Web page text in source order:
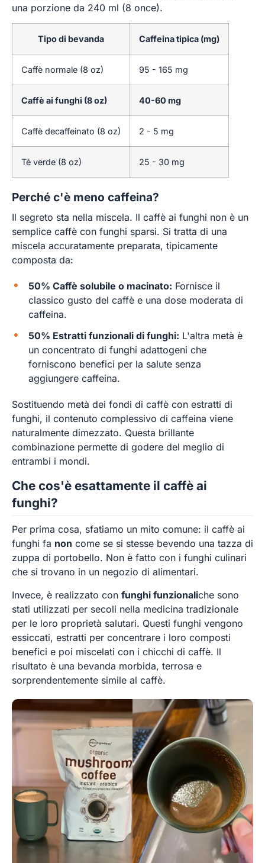
una porzione da 240 ml (8 once).
Tipo di bevanda Caffeina tipica (mg)
Caffè normale (8 oz) 95 - 165 mg
Caffè ai funghi (8 oz) 40-60 mg
Caffè decaffeinato (8 oz) 2 - 5 mg
Tè verde (8 oz) 25 - 30 mg
Perché c'è meno caffeina?
Il segreto sta nella miscela. Il caffè ai funghi non è un
semplice caffè con funghi sparsi. Si tratta di una
miscela accuratamente preparata, tipicamente
composta da:
50% Caffè solubile o macinato: Fornisce il
classico gusto del caffè e una dose moderata di
caffeina.
50% Estratti funzionali di funghi: L'altra metà è
un concentrato di funghi adattogeni che
forniscono benefici per la salute senza
aggiungere caffeina.
Sostituendo metà dei fondi di caffè con estratti di
funghi, il contenuto complessivo di caffeina viene
naturalmente dimezzato. Questa brillante
combinazione permette di godere del meglio di
entrambi i mondi.
Che cos'è esattamente il caffè ai
funghi?
Per prima cosa, sfatiamo un mito comune: il caffè ai
funghi fa non come se si stesse bevendo una tazza di
zuppa di portobello. Non è fatto con i funghi culinari
che si trovano in un negozio di alimentari.
Invece, è realizzato con funghi funzionaliche sono
stati utilizzati per secoli nella medicina tradizionale
per le loro proprietà salutari. Questi funghi vengono
essiccati, estratti per concentrare i loro composti
benefici e poi miscelati con i chicchi di caffè. Il
risultato è una bevanda morbida, terrosa e
sorprendentemente simile al caffè.